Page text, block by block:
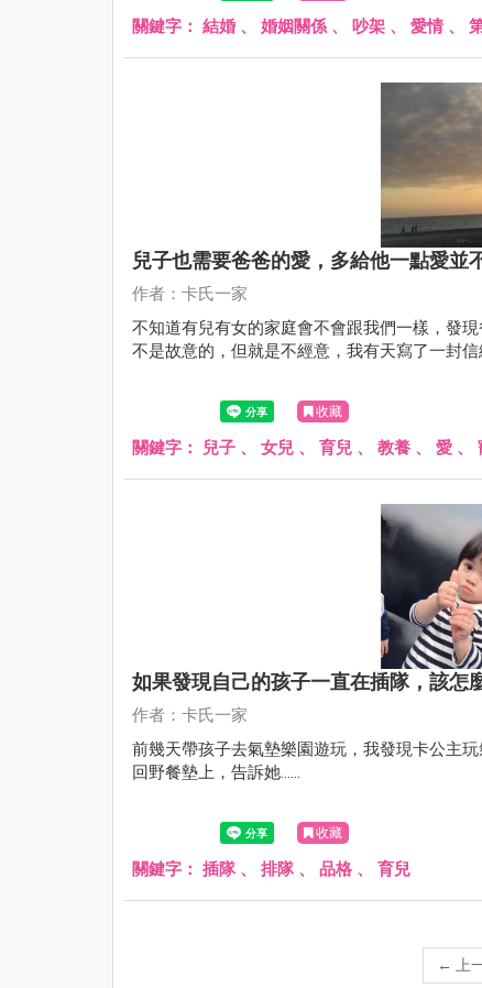
關鍵字： 結婚 、 婚姻關係 、 吵架 、 愛情 、
兒子也需要爸爸的愛，多給他一點愛並
作者：卡氏一家
不知道有兒有女的家庭會不會跟我們一樣，發
不是故意的，但就是不經意，我有天寫了一封信
收藏
關鍵字： 兒子 、 女兒 、 育兒 、 教養 、 愛 、
如果發現自己的孩子一直在插隊，該怎
作者：卡氏一家
前幾天帶孩子去氣墊樂園遊玩，我發現卡公主
回野餐墊上，告訴她......
收藏
關鍵字： 插隊、 排隊、 品格 、 育兒
← 上